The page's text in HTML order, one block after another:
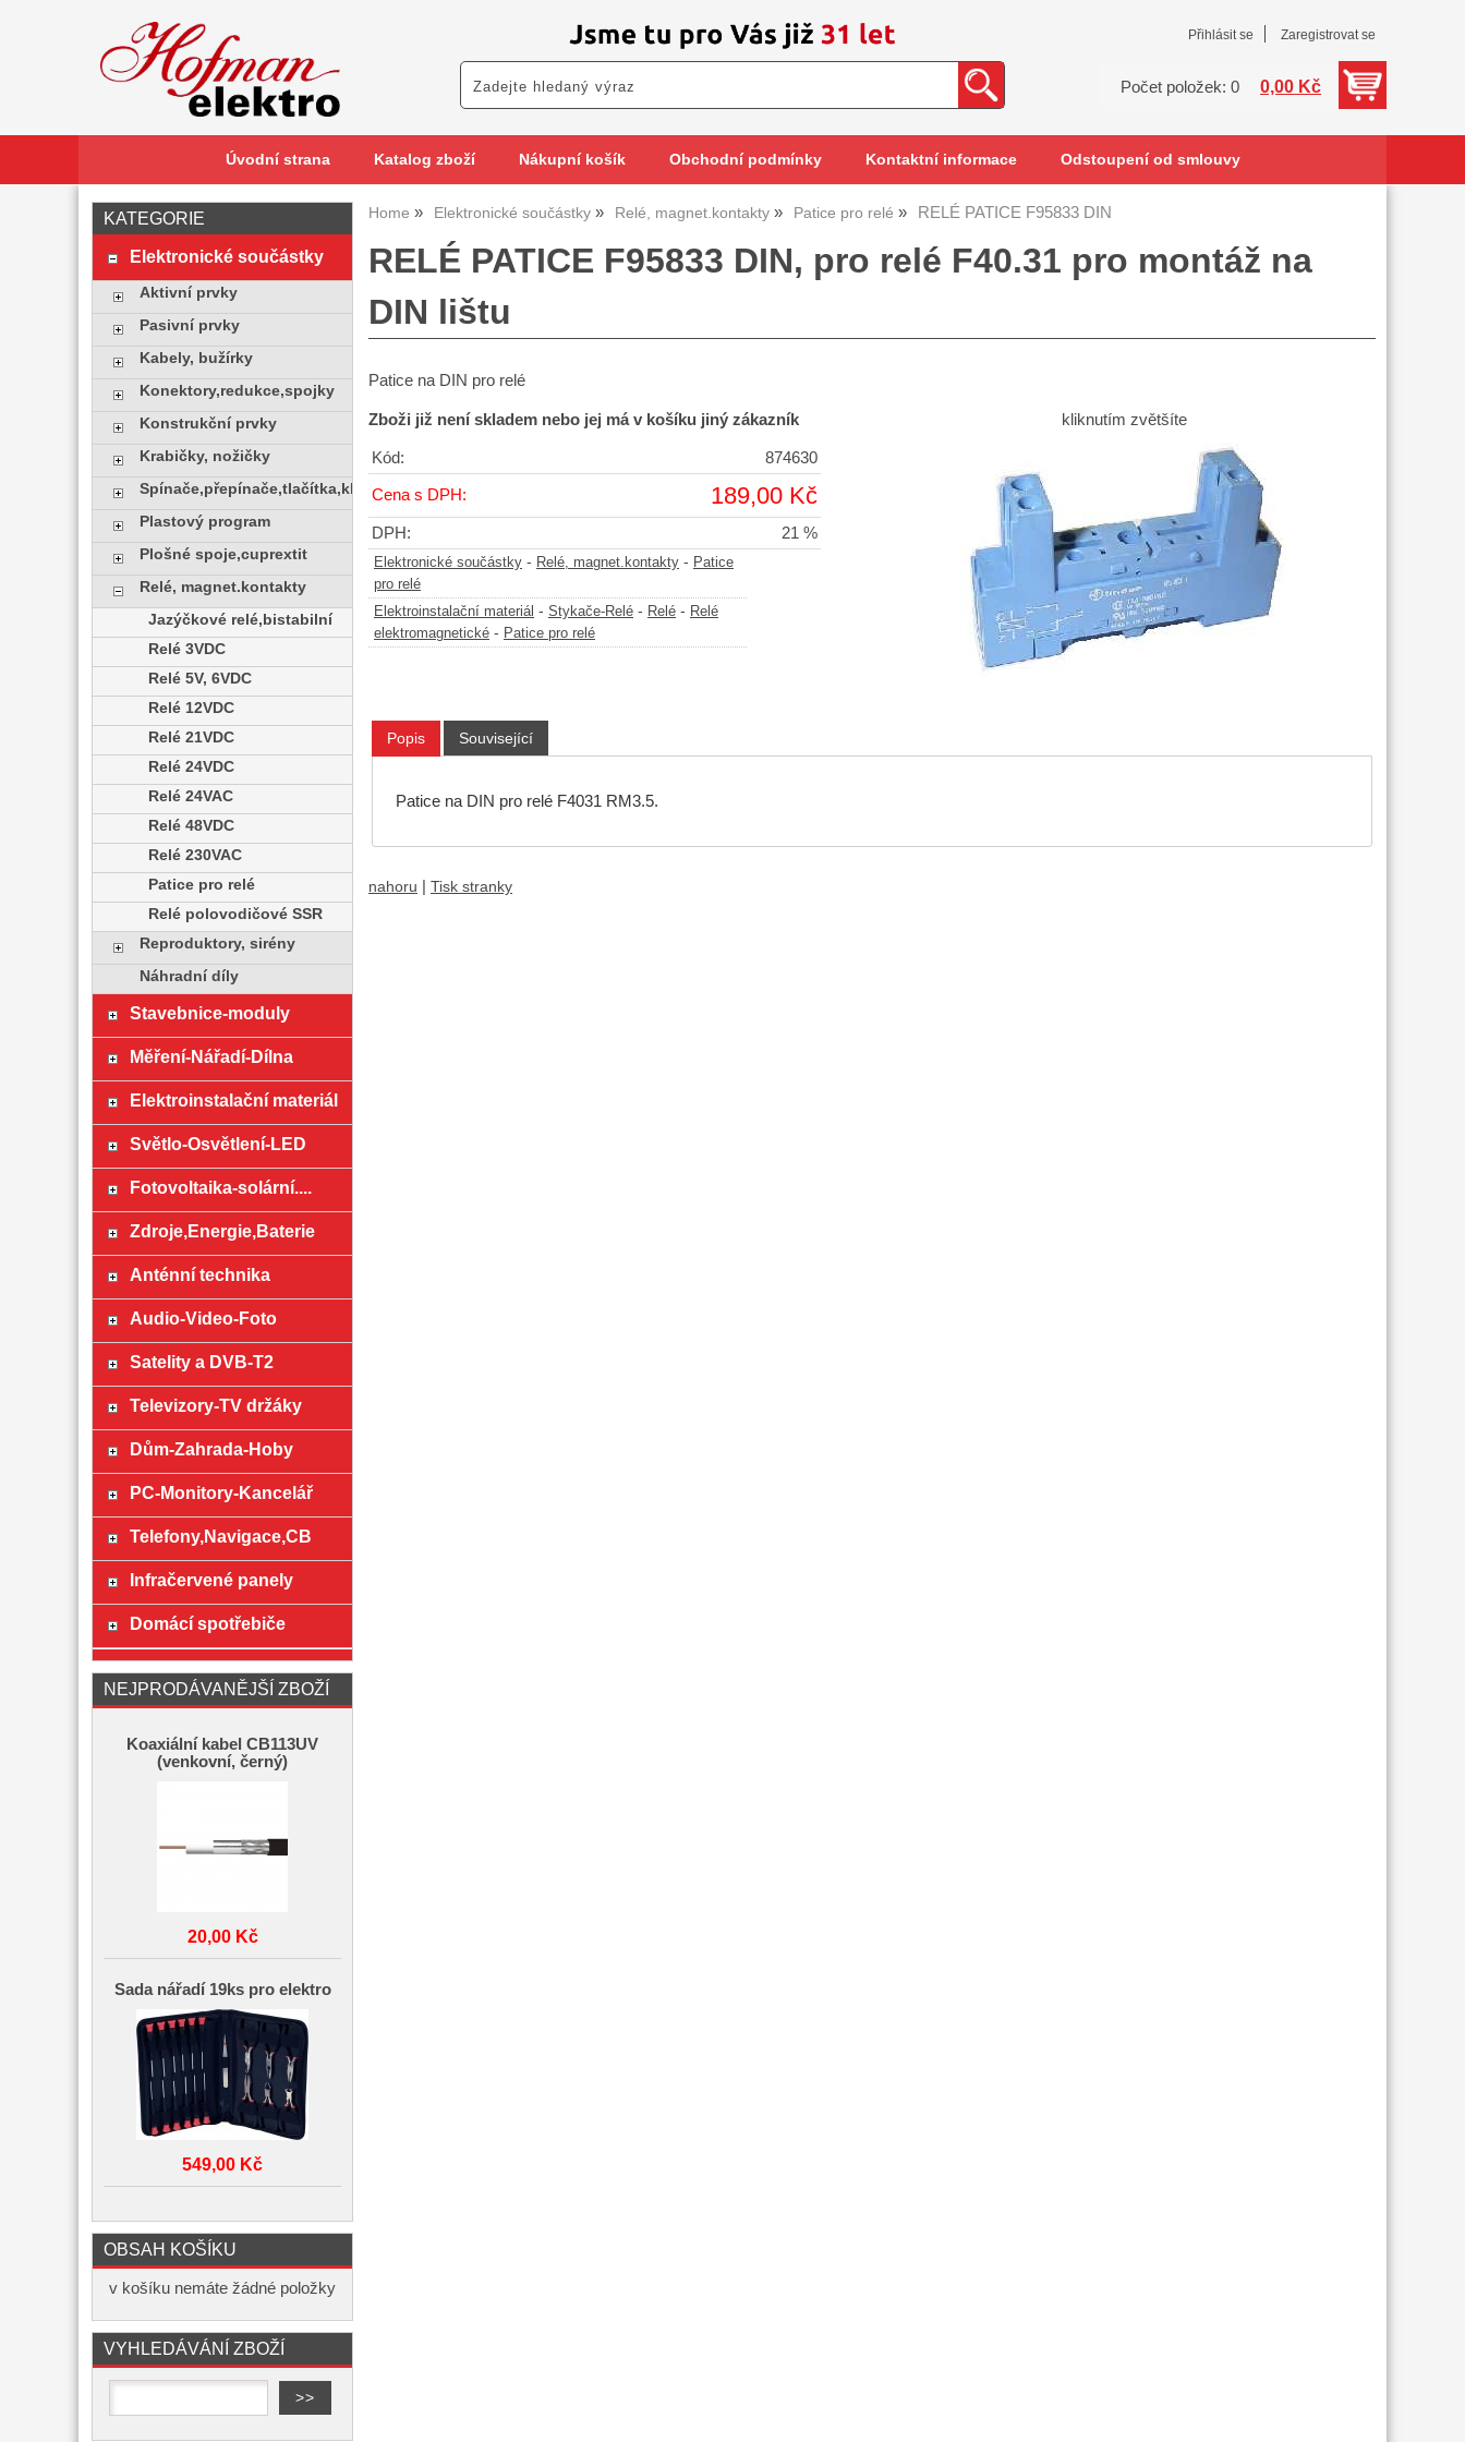
Přihlásit se Zaregistrovat se
Počet položek: 0 0,00 Kč
Úvodní strana Katalog zboží Nákupní košík Obchodní podmínky Kontaktní informace Odstoupení od smlouvy
Home Elektronické součástky Relé, magnet.kontakty Patice pro relé RELÉ PATICE F95833 DIN
RELÉ PATICE F95833 DIN, pro relé F40.31 pro montáž na
DIN lištu
Patice na DIN pro relé
kliknutím zvětšíte
Zboži již není skladem nebo jej má v košíku jiný zákazník
Kód: 874630
Cena s DPH: 189,00 Kč
DPH: 21 %
Elektronické součástky - Relé, magnet.kontakty - Patice
pro relé
Elektroinstalační materiál - Stykače-Relé - Relé - Relé
elektromagnetické - Patice pro relé
Popis Související
Patice na DIN pro relé F4031 RM3.5.
nahoru Tisk stranky
KATEGORIE
Elektronické součástky
Aktivní prvky
Pasivní prvky
Kabely, bužírky
Konektory,redukce,spojky
Konstrukční prvky
Krabičky, nožičky
Spínače,přepínače,tlačítka,klávesy
Plastový program
Plošné spoje,cuprextit
Relé, magnet.kontakty
Jazýčkové relé,bistabilní
Relé 3VDC
Relé 5V, 6VDC
Relé 12VDC
Relé 21VDC
Relé 24VDC
Relé 24VAC
Relé 48VDC
Relé 230VAC
Patice pro relé
Relé polovodičové SSR
Reproduktory, sirény
Náhradní díly
Stavebnice-moduly
Měření-Nářadí-Dílna
Elektroinstalační materiál
Světlo-Osvětlení-LED
Fotovoltaika-solární....
Zdroje,Energie,Baterie
Anténní technika
Audio-Video-Foto
Satelity a DVB-T2
Televizory-TV držáky
Dům-Zahrada-Hoby
PC-Monitory-Kancelář
Telefony,Navigace,CB
Infračervené panely
Domácí spotřebiče
NEJPRODÁVANĚJŠÍ ZBOŽÍ
Koaxiální kabel CB113UV
(venkovní, černý)
20,00 Kč
Sada nářadí 19ks pro elektro
549,00 Kč
OBSAH KOŠÍKU
v košíku nemáte žádné položky
VYHLEDÁVÁNÍ ZBOŽÍ